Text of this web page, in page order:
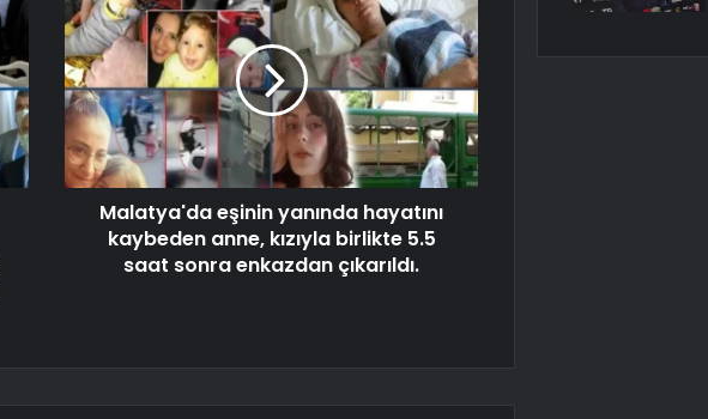
Malatya'da eşinin yanında hayatını
kaybeden anne, kızıyla birlikte 5.5
saat sonra enkazdan çıkarıldı.